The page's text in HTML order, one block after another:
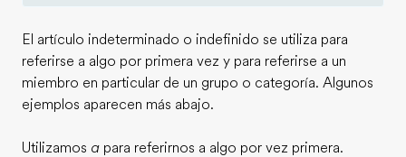
El artículo indeterminado o indefinido se utiliza para
referirse a algo por primera vez y para referirse a un
miembro en particular de un grupo o categoría. Algunos
ejemplos aparecen más abajo.
Utilizamos a para referirnos a algo por vez primera.